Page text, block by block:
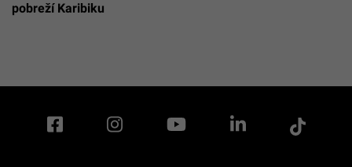
pobreží Karibiku